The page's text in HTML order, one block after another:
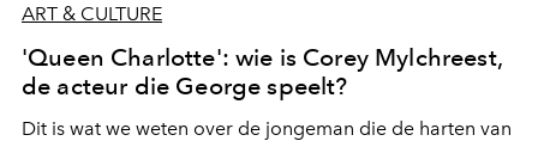
ART & CULTURE
'Queen Charlotte': wie is Corey Mylchreest,
de acteur die George speelt?
Dit is wat we weten over de jongeman die de harten van